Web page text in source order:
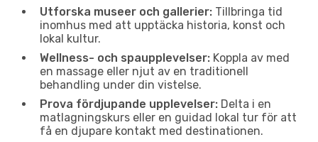
Utforska museer och gallerier: Tillbringa tid
inomhus med att upptäcka historia, konst och
lokal kultur.
Wellness- och spaupplevelser: Koppla av med
en massage eller njut av en traditionell
behandling under din vistelse.
Prova fördjupande upplevelser: Delta i en
matlagningskurs eller en guidad lokal tur för att
få en djupare kontakt med destinationen.